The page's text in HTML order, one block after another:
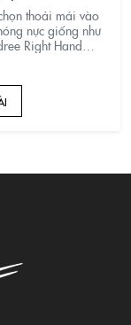
thoải mái vào
nực giống như
Right Hand